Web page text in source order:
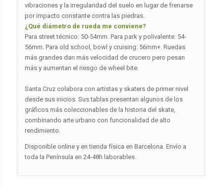
vibraciones y la irregularidad del suelo en lugar de frenarse
por impacto constante contra las piedras.
¿Qué diámetro de rueda me conviene?
Para street técnico: 50-54mm. Para park y polivalente: 54-
56mm. Para old school, bowl y cruising: 56mm+. Ruedas
más grandes dan más velocidad de crucero pero pesan
más y aumentan el riesgo de wheel bite.
Santa Cruz colabora con artistas y skaters de primer nivel
desde sus inicios. Sus tablas presentan algunos de los
gráficos más coleccionables de la historia del skate,
combinando arte urbano con funcionalidad de alto
rendimiento.
Disponible online y en tienda física en Barcelona. Envío a
toda la Península en 24-48h laborables.